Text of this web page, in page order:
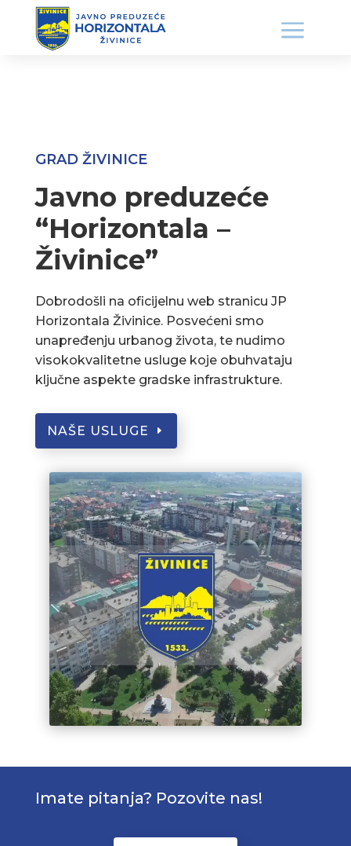
GRAD ŽIVINICE
Javno preduzeće
“Horizontala –
Živinice”
Dobrodošli na oficijelnu web stranicu JP
Horizontala Živinice. Posvećeni smo
unapređenju urbanog života, te nudimo
visokokvalitetne usluge koje obuhvataju
ključne aspekte gradske infrastrukture.
NAŠE USLUGE
Imate pitanja? Pozovite nas!